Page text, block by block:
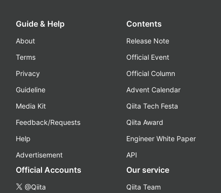
Guide & Help
About
Terms
Privacy
Guideline
Media Kit
Feedback/Requests
Help
Advertisement
Contents
Release Note
Official Event
Official Column
Advent Calendar
Qiita Tech Festa
Qiita Award
Engineer White Paper
API
Official Accounts
@Qiita
Our service
Qiita Team